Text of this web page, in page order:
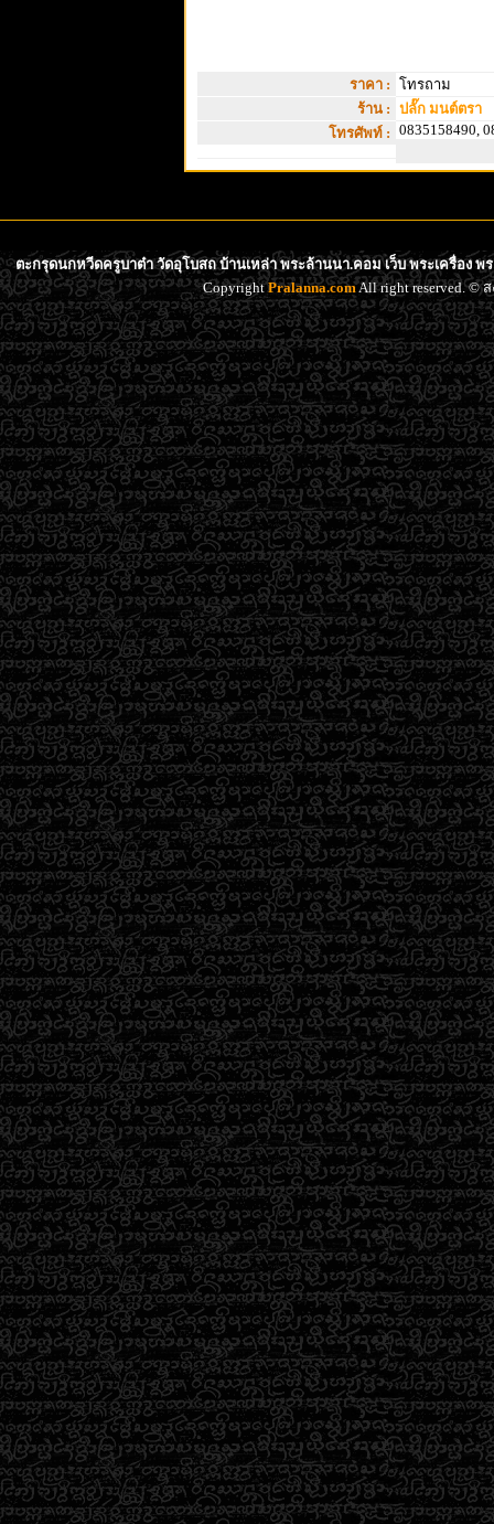
ราคา : โทรถาม
ร้าน : ปลั๊ก มนต์ตรา
โทรศัพท์ : 0835158490,
ตะกรุดนกหวีดครูบาต๋า วัดอุโบสถ บ้านเหล่า พระล้านนา.คอม เว็บ พระเครื่อง
CopyrightPralanna.comAll right reserved. ©